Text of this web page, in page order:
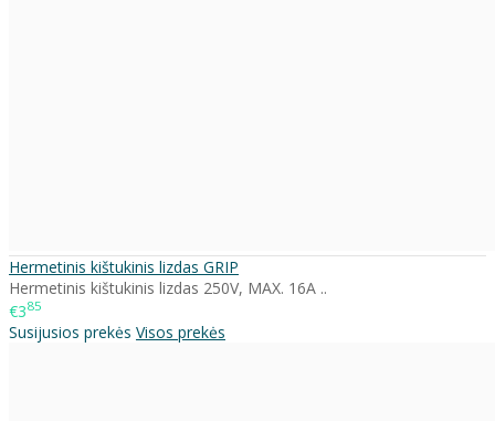
Hermetinis kištukinis lizdas GRIP
Hermetinis kištukinis lizdas 250V, MAX. 16A ..
€385
Susijusios prekės Visos prekės